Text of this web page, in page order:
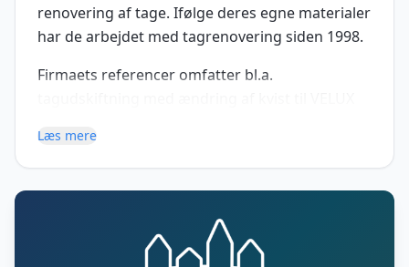
renovering af tage. Ifølge deres egne materialer
har de arbejdet med tagrenovering siden 1998.
Firmaets referencer omfatter bl.a.
tage. I erhvervsbyggeri indgår også løsninger
med tagpap på stålspær og ståltrapez. Der
tilbydes energioptimering med efterisolering af
tag som en del af renoveringsopgaverne.
Læs mere